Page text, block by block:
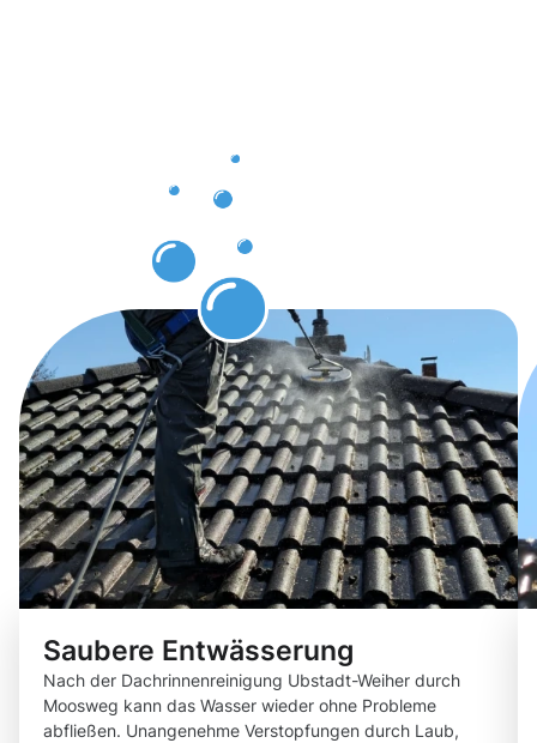
Saubere Entwässerung
Nach der Dachrinnenreinigung Ubstadt-Weiher durch
Moosweg kann das Wasser wieder ohne Probleme
abfließen. Unangenehme Verstopfungen durch Laub,